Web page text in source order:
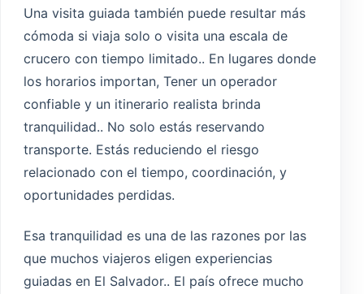
Una visita guiada también puede resultar más
cómoda si viaja solo o visita una escala de
crucero con tiempo limitado.. En lugares donde
los horarios importan, Tener un operador
confiable y un itinerario realista brinda
tranquilidad.. No solo estás reservando
transporte. Estás reduciendo el riesgo
relacionado con el tiempo, coordinación, y
oportunidades perdidas.
Esa tranquilidad es una de las razones por las
que muchos viajeros eligen experiencias
guiadas en El Salvador.. El país ofrece mucho